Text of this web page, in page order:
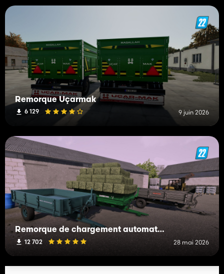
Remorque Uçarmak
6 129 9 juin 2026
Remorque de chargement automatique IMT
12 702 28 mai 2026